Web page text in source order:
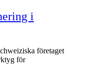
i
företaget
för